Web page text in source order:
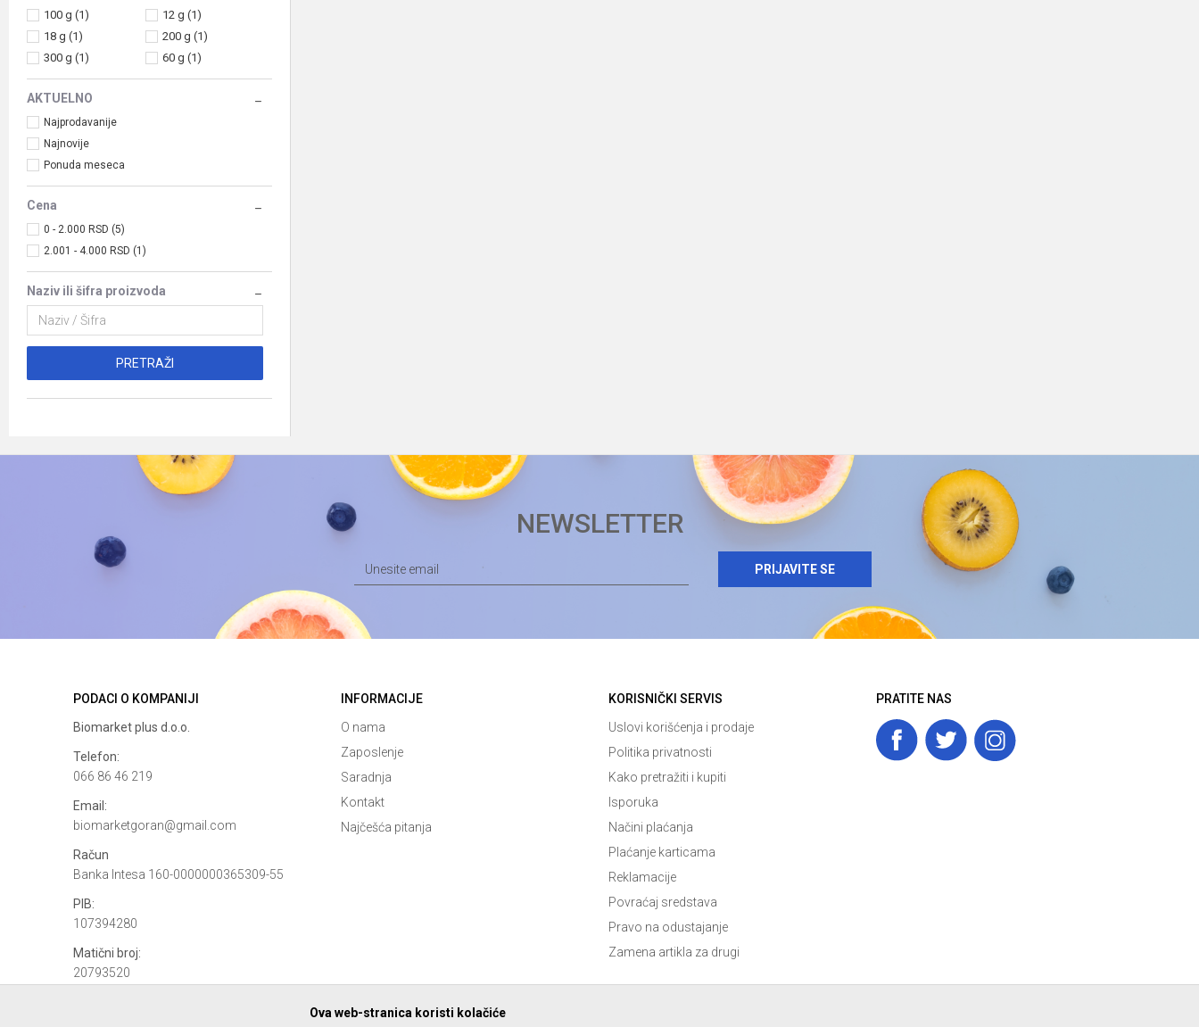
100 g (1) 12 g (1)
18 g (1) 200 g (1)
300 g (1) 60 g (1)
AKTUELNO
Najprodavanije
Najnovije
Ponuda meseca
Cena
0 - 2.000 RSD (5)
2.001 - 4.000 RSD (1)
Naziv ili šifra proizvoda
PRETRAŽI
NEWSLETTER
PRIJAVITE SE
PODACI O KOMPANIJI
Biomarket plus d.o.o.
Telefon:
066 86 46 219
Email:
biomarketgoran@gmail.com
Račun
Banka Intesa 160-0000000365309-55
PIB:
107394280
Matični broj:
20793520
INFORMACIJE
O nama
Zaposlenje
Saradnja
Kontakt
Najčešća pitanja
KORISNIČKI SERVIS
Uslovi korišćenja i prodaje
Politika privatnosti
Kako pretražiti i kupiti
Isporuka
Načini plaćanja
Plaćanje karticama
Reklamacije
Povraćaj sredstava
Pravo na odustajanje
Zamena artikla za drugi
PRATITE NAS
Ova web-stranica koristi kolačiće